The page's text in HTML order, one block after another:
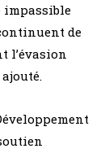
impassible
de
l’évasion